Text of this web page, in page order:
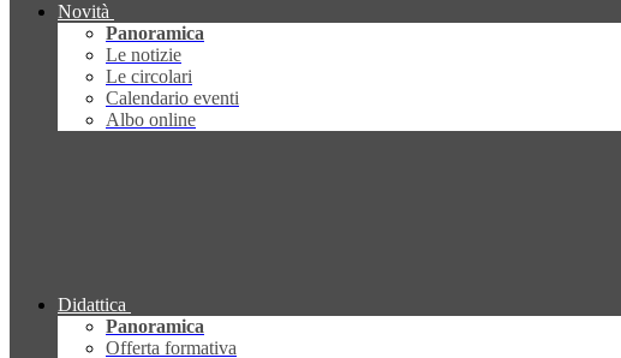
Novità
Panoramica
Le notizie
Le circolari
Calendario eventi
Albo online
Didattica
Panoramica
Offerta formativa